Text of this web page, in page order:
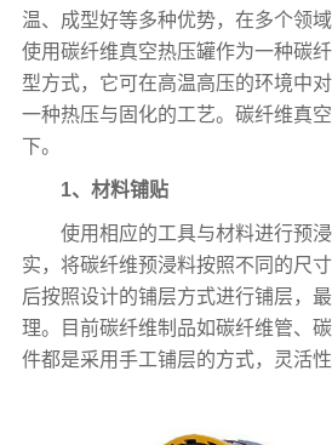
温、成型好等多种优势，在多个领
使用碳纤维真空热压罐作为一种碳
型方式，它可在高温高压的环境中
一种热压与固化的工艺。碳纤维真
下。
1、材料铺贴
使用相应的工具与材料进行预浸
实，将碳纤维预浸料按照不同的尺
后按照设计的铺层方式进行铺层，
理。目前碳纤维制品如碳纤维管、
件都是采用手工铺层的方式，灵活性